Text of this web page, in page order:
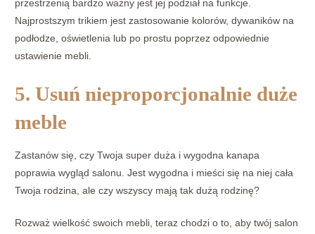
przestrzenią bardzo ważny jest jej podział na funkcje.
Najprostszym trikiem jest zastosowanie kolorów, dywaników na
podłodze, oświetlenia lub po prostu poprzez odpowiednie
ustawienie mebli.
5. Usuń nieproporcjonalnie duże
meble
Zastanów się, czy Twoja super duża i wygodna kanapa
poprawia wygląd salonu. Jest wygodna i mieści się na niej cała
Twoja rodzina, ale czy wszyscy mają tak dużą rodzinę?
Rozważ wielkość swoich mebli, teraz chodzi o to, aby twój salon